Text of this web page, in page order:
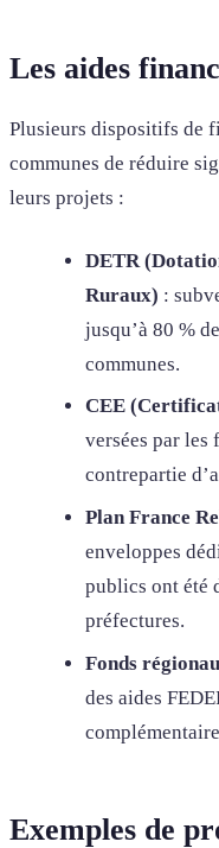
Les aides
Plusieurs dispositifs de
communes de réduire
leurs projets :
DETR
Ruraux) :
jusqu’à 80 %
communes.
CEE
versées par les
contrepartie
Plan France
enveloppes
publics ont été
préfectures.
Fonds
des aides
Exemples de